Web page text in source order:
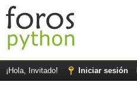
¡Hola, Invitado! Iniciar sesión